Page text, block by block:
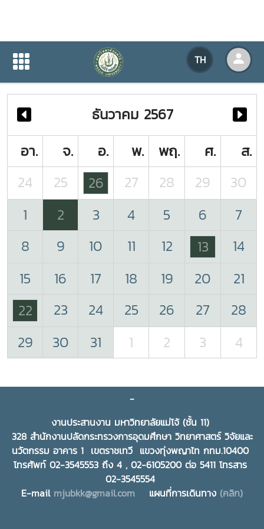
TH
ปฏิทินกิจกรรมของหน่วยงาน
ปฏิทินกิจกรรมของหน่วยงาน
ธันวาคม 2567
อา.
จ. อ. พ. พฤ. ศ.
ส.
24
25 26 27 28 29
30
1
2 3 4 5 6
7
8
9 10 11 12 13
14
15
16 17 18 19 20
21
22
23 24 25 26 27
28
29
30 31 1 2 3 4
-
งานประสานงาน มหาวิทยาลัยแม่โจ้ (ชั้น 11)
328 สำนักงานปลัดกระทรวงการอุดมศึกษา วิทยาศาสตร์ วิจัยและ
นวัตกรรม อาคาร 1 เขตราชเทวี แขวงทุ่งพญาไท กทม.10400
โทรศัพท์ 02-3545553 ถึง 4 , 02-6105200 ต่อ 5411 โทรสาร
02-3545554
E-mail mjubkk@gmail.com แผนที่การเดินทาง (คลิก)